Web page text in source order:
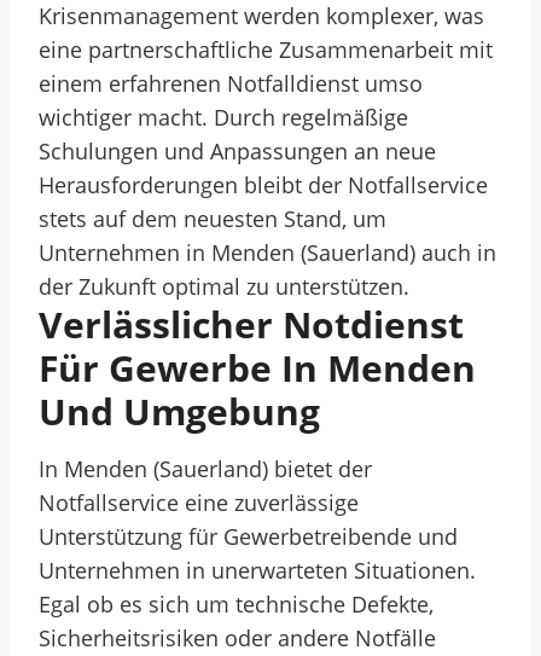
Krisenmanagement werden komplexer, was
eine partnerschaftliche Zusammenarbeit mit
einem erfahrenen Notfalldienst umso
wichtiger macht. Durch regelmäßige
Schulungen und Anpassungen an neue
Herausforderungen bleibt der Notfallservice
stets auf dem neuesten Stand, um
Unternehmen in Menden (Sauerland) auch in
der Zukunft optimal zu unterstützen.
Verlässlicher Notdienst
Für Gewerbe In Menden
Und Umgebung
In Menden (Sauerland) bietet der
Notfallservice eine zuverlässige
Unterstützung für Gewerbetreibende und
Unternehmen in unerwarteten Situationen.
Egal ob es sich um technische Defekte,
Sicherheitsrisiken oder andere Notfälle